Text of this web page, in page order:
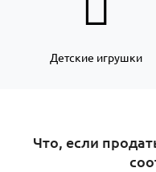
Детские игрушки
Что, если